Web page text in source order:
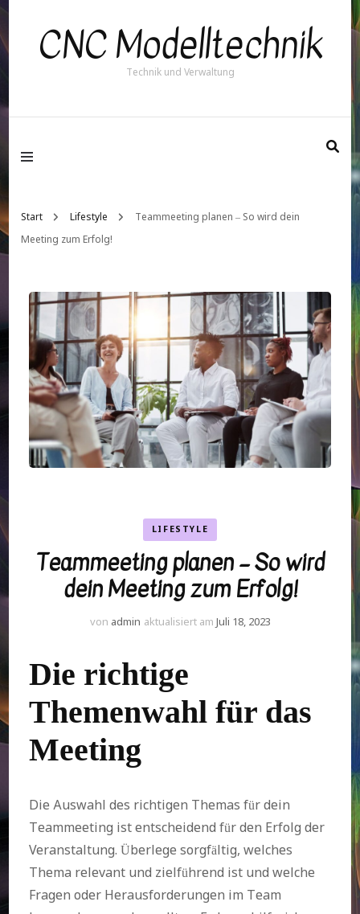
CNC Modelltechnik
Technik und Verwaltung
Start Lifestyle
Teammeeting planen – So wird dein
Meeting zum Erfolg!
LIFESTYLE
Teammeeting planen – So wird
dein Meeting zum Erfolg!
von admin aktualisiert am Juli 18, 2023
Die richtige
Themenwahl für das
Meeting
Die Auswahl des richtigen Themas für dein
Teammeeting ist entscheidend für den Erfolg der
Veranstaltung. Überlege sorgfältig, welches
Thema relevant und zielführend ist und welche
Fragen oder Herausforderungen im Team